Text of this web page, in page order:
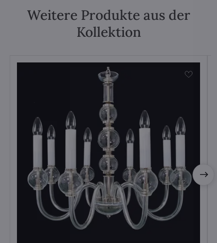
Weitere Produkte aus der
Kollektion